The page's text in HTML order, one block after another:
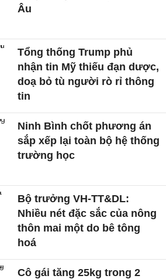
Âu
Tổng thống Trump phủ
nhận tin Mỹ thiếu đạn dược,
doạ bỏ tù người rò rỉ thông
tin
Ninh Bình chốt phương án
sắp xếp lại toàn bộ hệ thống
trường học
Bộ trưởng VH-TT&DL:
Nhiều nét đặc sắc của nông
thôn mai một do bê tông
hoá
Cô gái tăng 25kg trong 2